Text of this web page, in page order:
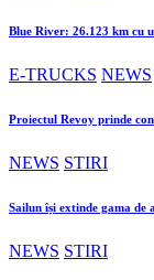
Blue River: 26.123 km cu
E-TRUCKS NEWS
Proiectul Revoy prinde
NEWS STIRI
Sailun își extinde gama de
NEWS STIRI